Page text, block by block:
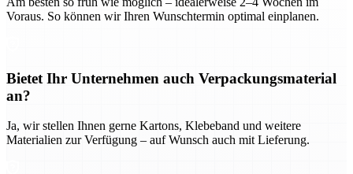
Voraus. So können wir Ihren Wunschtermin optimal einplanen.
Bietet Ihr Unternehmen auch Verpackungsmaterial
an?
Ja, wir stellen Ihnen gerne Kartons, Klebeband und weitere
Materialien zur Verfügung – auf Wunsch auch mit Lieferung.